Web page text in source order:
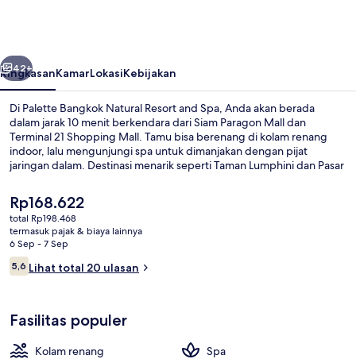
Spa
Berikutnya
42+
RingkasanKamarLokasiKebijakan
Di Palette Bangkok Natural Resort and Spa, Anda akan berada
dalam jarak 10 menit berkendara dari Siam Paragon Mall dan
Terminal 21 Shopping Mall. Tamu bisa berenang di kolam renang
indoor, lalu mengunjungi spa untuk dimanjakan dengan pijat
jaringan dalam. Destinasi menarik seperti Taman Lumphini dan Pasar
mewah.
Harga
saat
ini
Rp168.622
Rp168.622
total Rp198.468
termasuk pajak & biaya lainnya
6 Sep - 7 Sep
Ulasan
5,65,6 dari 10
Lihat total 20 ulasan
Fasilitas populer
Kolam renang
Spa